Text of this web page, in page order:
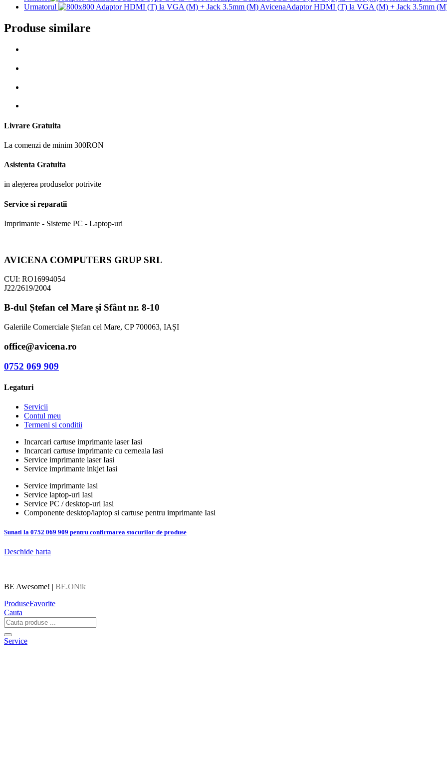
Urmatorul
Adaptor HDMI (T) la VGA (M) + Jack 3.5mm
Produse similare
Livrare Gratuita
La comenzi de minim 300RON
Asistenta Gratuita
in alegerea produselor potrivite
Service si reparatii
Imprimante - Sisteme PC - Laptop-uri
AVICENA COMPUTERS GRUP SRL
CUI: RO16994054
J22/2619/2004
B-dul Ștefan cel Mare și Sfânt nr. 8-10
Galeriile Comerciale Ștefan cel Mare, CP 700063, IAȘI
office@avicena.ro
0752 069 909
Legaturi
Servicii
Contul meu
Termeni si conditii
Incarcari cartuse imprimante laser Iasi
Incarcari cartuse imprimante cu cerneala Iasi
Service imprimante laser Iasi
Service imprimante inkjet Iasi
Service imprimante Iasi
Service laptop-uri Iasi
Service PC / desktop-uri Iasi
Componente desktop/laptop si cartuse pentru imprimante Iasi
Sunati la 0752 069 909 pentru confirmarea stocurilor de produse
Deschide harta
BE Awesome! | BE.ONik
ProduseFavorite
Cauta
Service